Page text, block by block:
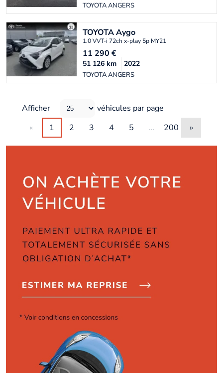
TOYOTA ANGERS
TOYOTAAygo
1.0 VVT-i 72ch x-play 5p MY21
11 290 €
TOYOTA ANGERS
51 126 km 2022
Afficher
véhicules par page
«
1 2 3 4 5 … 200 »